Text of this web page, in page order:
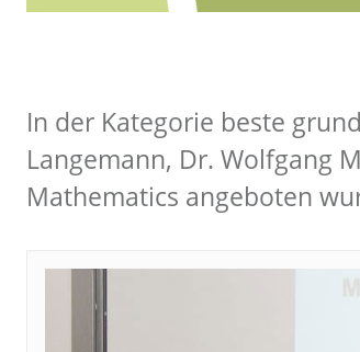
In der Kategorie beste
Langemann, Dr. Wolfgang
Mathematics angeboten